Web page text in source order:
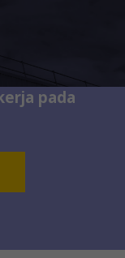
pada